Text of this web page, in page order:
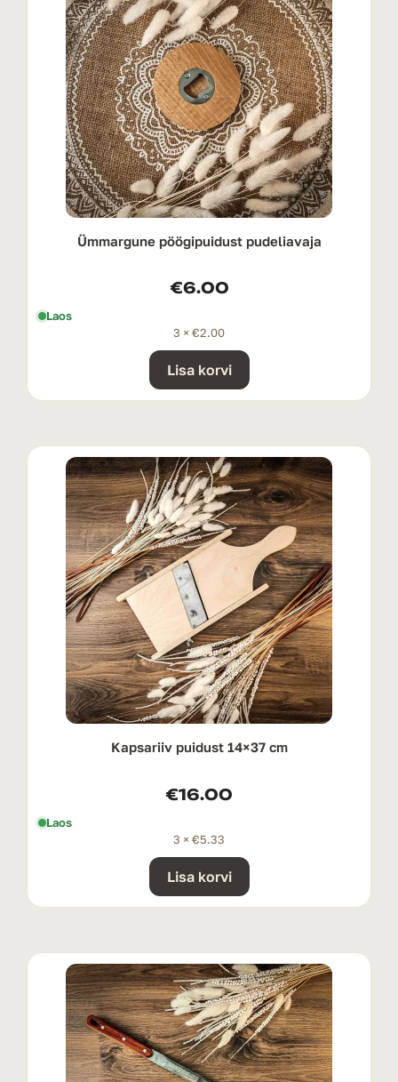
Ümmargune pöögipuidust pudeliavaja
€6.00
Laos
3 × €2.00
Lisa korvi
Kapsariiv puidust 14×37 cm
€16.00
Laos
3 × €5.33
Lisa korvi